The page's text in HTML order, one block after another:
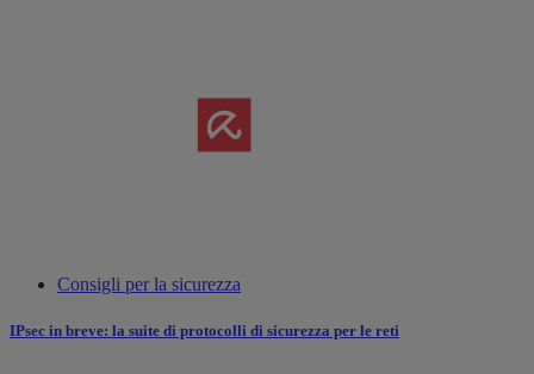
Consigli per la sicurezza
IPsec in breve: la suite di protocolli di sicurezza per le reti